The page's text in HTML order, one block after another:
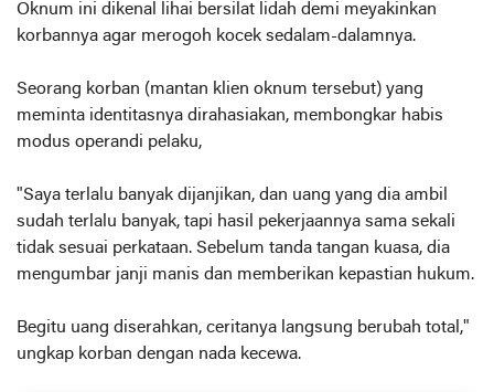
Oknum ini dikenal lihai bersilat lidah demi meyakinkan
korbannya agar merogoh kocek sedalam-dalamnya.
Seorang korban (mantan klien oknum tersebut) yang
meminta identitasnya dirahasiakan, membongkar habis
modus operandi pelaku,
"Saya terlalu banyak dijanjikan, dan uang yang dia ambil
sudah terlalu banyak, tapi hasil pekerjaannya sama sekali
tidak sesuai perkataan. Sebelum tanda tangan kuasa, dia
mengumbar janji manis dan memberikan kepastian hukum.
Begitu uang diserahkan, ceritanya langsung berubah total,"
ungkap korban dengan nada kecewa.